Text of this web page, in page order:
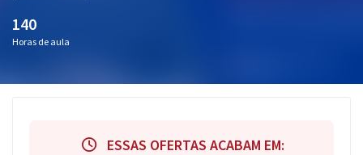
Mentorias
140
Horas de aula
ESSAS OFERTAS ACABAM EM: